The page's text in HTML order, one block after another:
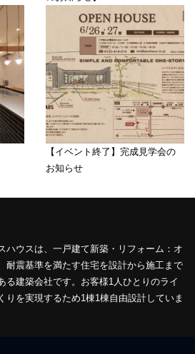
【イベント終了】完成見学会の
お知らせ
ハウスは、一戸建て新築・リフォーム：オ
耐震基準を満たす住宅を設計から施工まで
る建築会社です。お客様1人ひとりのライ
りを実現するため1棟1棟自由設計していま